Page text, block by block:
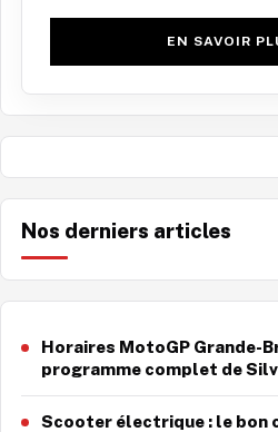
EN SAVOIR
Nos derniers articles
Horaires MotoGP Grande-
programme complet de
Scooter électrique : le bon